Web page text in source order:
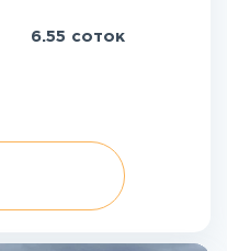
6.55 соток